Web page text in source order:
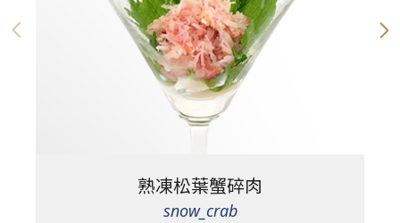
熟凍松葉蟹碎肉
snow_crab